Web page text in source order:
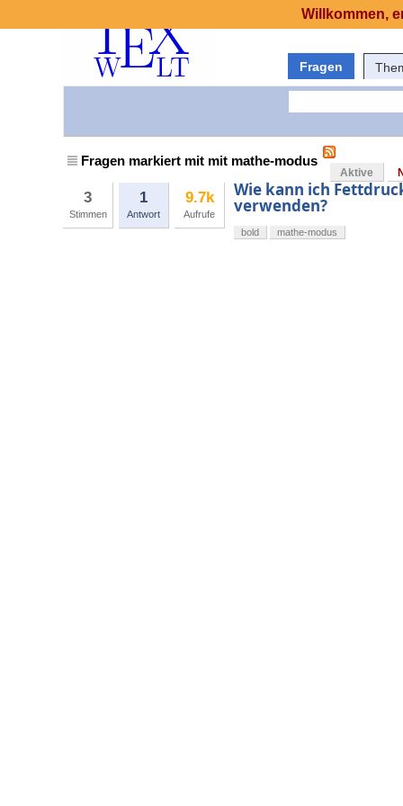
Fragen
Fragen markiert mit mit mathe-modus
Aktive
3
Stimmen
1
Antwort
9.7k
Aufrufe
Wie kann ich
verwenden?
bold mathe-modus
Willkommen,